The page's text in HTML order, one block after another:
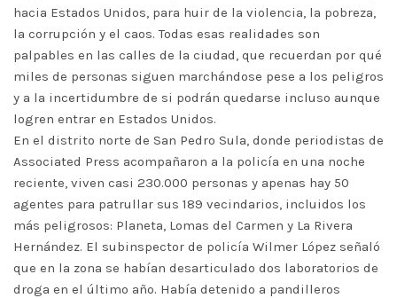
hacia Estados Unidos, para huir de la violencia, la pobreza,
la corrupción y el caos. Todas esas realidades son
palpables en las calles de la ciudad, que recuerdan por qué
miles de personas siguen marchándose pese a los peligros
y a la incertidumbre de si podrán quedarse incluso aunque
logren entrar en Estados Unidos.
En el distrito norte de San Pedro Sula, donde periodistas de
Associated Press acompañaron a la policía en una noche
reciente, viven casi 230.000 personas y apenas hay 50
agentes para patrullar sus 189 vecindarios, incluidos los
más peligrosos: Planeta, Lomas del Carmen y La Rivera
Hernández. El subinspector de policía Wilmer López señaló
que en la zona se habían desarticulado dos laboratorios de
droga en el último año. Había detenido a pandilleros